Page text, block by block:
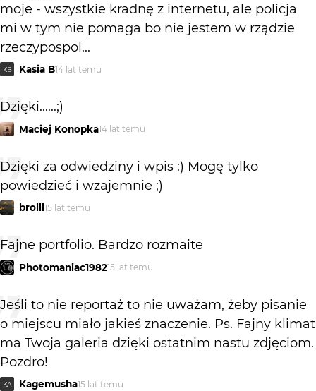
moje - wszystkie kradnę z internetu, ale policja
mi w tym nie pomaga bo nie jestem w rządzie
rzeczypospol...
KB Kasia B14 lat temu
Dzięki......;)
Maciej Konopka14 lat temu
Dzięki za odwiedziny i wpis :) Mogę tylko
powiedzieć i wzajemnie ;)
brolli15 lat temu
Fajne portfolio. Bardzo rozmaite
Photomaniac198215 lat temu
Jeśli to nie reportaż to nie uważam, żeby pisanie
o miejscu miało jakieś znaczenie. Ps. Fajny klimat
ma Twoja galeria dzięki ostatnim nastu zdjęciom.
Pozdro!
KA Kagemusha15 lat temu